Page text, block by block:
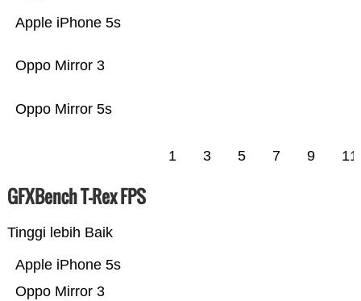
Oppo Mirror 5s
Oppo Mirror 3
Apple iPhone 5s
1 3 5 7 9 11
GFXBench T-Rex FPS
Tinggi lebih Baik
Oppo Mirror 3
Apple iPhone 5s